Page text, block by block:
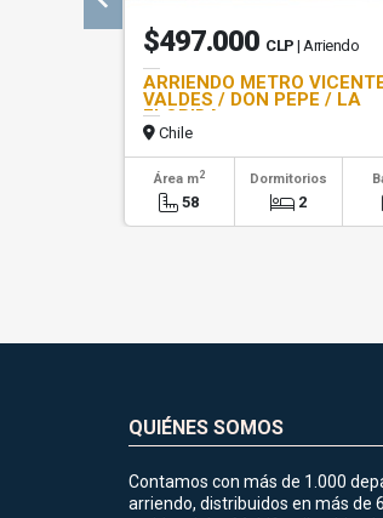
$497.000 CLP | Arriendo
ARRIENDO METRO
VALDES / DON PEPE / LA
FLORIDA
Chile
Área m2
58
Dormitorios
2
QUIÉNES SOMOS
Contamos con más de 1.000
arriendo, distribuidos en más de